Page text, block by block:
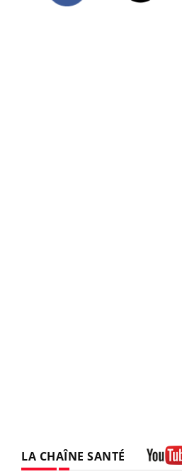
LA CHAÎNE SANTÉ